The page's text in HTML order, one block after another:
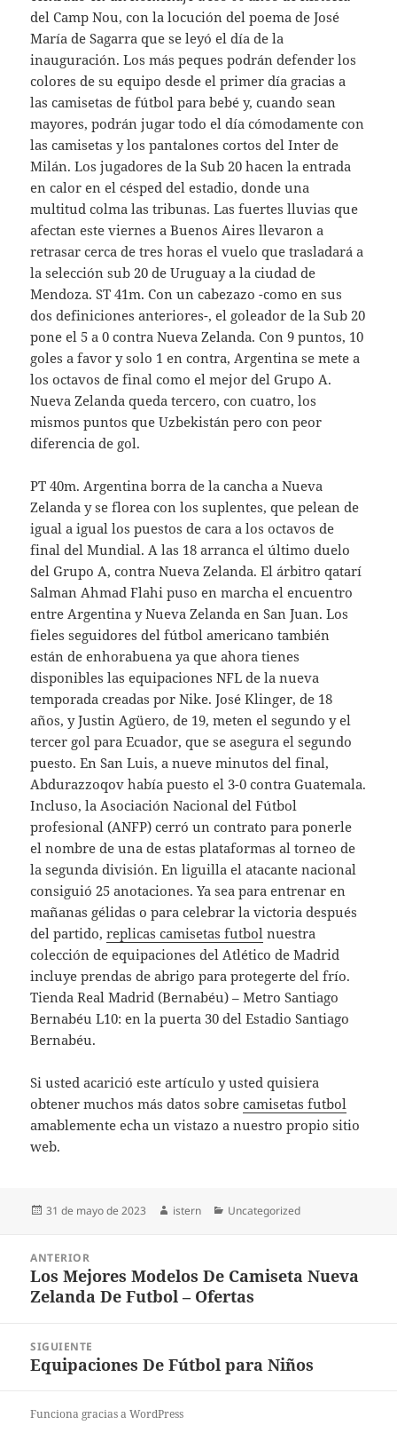
del Camp Nou, con la locución del poema de José
María de Sagarra que se leyó el día de la
inauguración. Los más peques podrán defender los
colores de su equipo desde el primer día gracias a
las camisetas de fútbol para bebé y, cuando sean
mayores, podrán jugar todo el día cómodamente con
las camisetas y los pantalones cortos del Inter de
Milán. Los jugadores de la Sub 20 hacen la entrada
en calor en el césped del estadio, donde una
multitud colma las tribunas. Las fuertes lluvias que
afectan este viernes a Buenos Aires llevaron a
retrasar cerca de tres horas el vuelo que trasladará a
la selección sub 20 de Uruguay a la ciudad de
Mendoza. ST 41m. Con un cabezazo -como en sus
dos definiciones anteriores-, el goleador de la Sub 20
pone el 5 a 0 contra Nueva Zelanda. Con 9 puntos, 10
goles a favor y solo 1 en contra, Argentina se mete a
los octavos de final como el mejor del Grupo A.
Nueva Zelanda queda tercero, con cuatro, los
mismos puntos que Uzbekistán pero con peor
diferencia de gol.
PT 40m. Argentina borra de la cancha a Nueva
Zelanda y se florea con los suplentes, que pelean de
igual a igual los puestos de cara a los octavos de
final del Mundial. A las 18 arranca el último duelo
del Grupo A, contra Nueva Zelanda. El árbitro qatarí
Salman Ahmad Flahi puso en marcha el encuentro
entre Argentina y Nueva Zelanda en San Juan. Los
fieles seguidores del fútbol americano también
están de enhorabuena ya que ahora tienes
disponibles las equipaciones NFL de la nueva
temporada creadas por Nike. José Klinger, de 18
años, y Justin Agüero, de 19, meten el segundo y el
tercer gol para Ecuador, que se asegura el segundo
puesto. En San Luis, a nueve minutos del final,
Abdurazzoqov había puesto el 3-0 contra Guatemala.
Incluso, la Asociación Nacional del Fútbol
profesional (ANFP) cerró un contrato para ponerle
el nombre de una de estas plataformas al torneo de
la segunda división. En liguilla el atacante nacional
consiguió 25 anotaciones. Ya sea para entrenar en
mañanas gélidas o para celebrar la victoria después
del partido,replicas camisetas futbol nuestra
colección de equipaciones del Atlético de Madrid
incluye prendas de abrigo para protegerte del frío.
Tienda Real Madrid (Bernabéu) – Metro Santiago
Bernabéu L10: en la puerta 30 del Estadio Santiago
Bernabéu.
Si usted acarició este artículo y usted quisiera
obtener muchos más datos sobrecamisetas futbol
amablemente echa un vistazo a nuestro propio sitio
web.
Publicado
31 de mayo de 2023 Autor
istern Categorías
Uncategorized
entradas
ANTERIOR
Entrada
anterior:
Los Mejores Modelos De Camiseta Nueva
Zelanda De Futbol – Ofertas
SIGUIENTE
Entrada
Equipaciones De Fútbol para Niños
Funciona gracias a WordPress